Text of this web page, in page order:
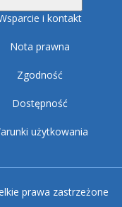
i kontakt
Nota prawna
Zgodność
Dostępność
użytkowania
prawa zastrzeżone